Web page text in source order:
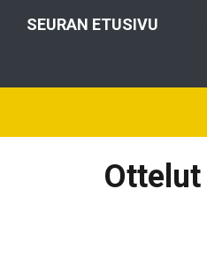
SEURAN ETUSIVU
Ottelut